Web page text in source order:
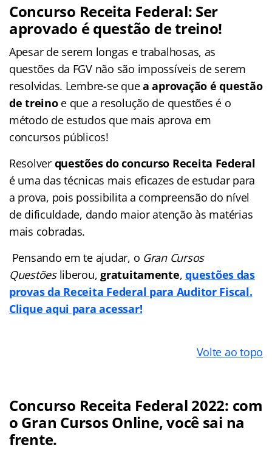
Concurso Receita Federal: Ser
aprovado é questão de treino!
Apesar de serem longas e trabalhosas, as
questões da FGV não são impossíveis de serem
resolvidas. Lembre-se quea aprovação é questão
de treinoe que a resolução de questões é o
método de estudos que mais aprova em
concursos públicos!
Resolver questões do concurso Receita Federal
é uma das técnicas mais eficazes de estudar para
a prova, pois possibilita a compreensão do nível
de dificuldade, dando maior atenção às matérias
mais cobradas.
Pensando em te ajudar, o Gran Cursos
Questõesliberou,gratuitamente,questões das
provas da Receita Federal para Auditor Fiscal.
Clique aqui para acessar!
Volte ao topo
Concurso Receita Federal 2022: com
o Gran Cursos Online, você sai na
frente.